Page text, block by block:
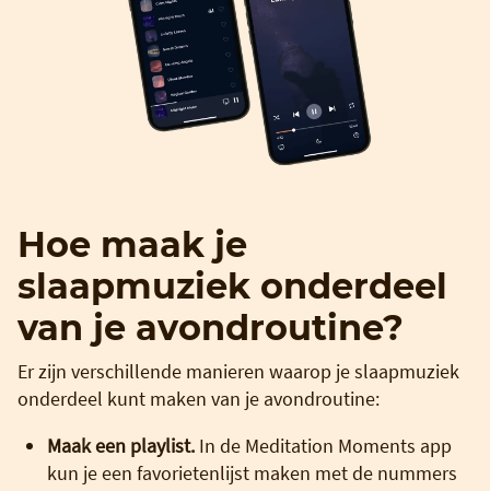
Hoe maak je
slaapmuziek onderdeel
van je avondroutine?
Er zijn verschillende manieren waarop je slaapmuziek
onderdeel kunt maken van je avondroutine:
Maak een playlist. In de Meditation Moments app
kun je een favorietenlijst maken met de nummers